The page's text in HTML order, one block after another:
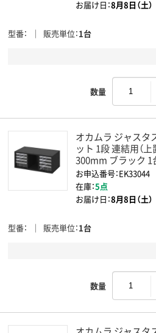
お届け日：8月8日（土）
型番 販売単位 1台
数量
オカムラ ジャスタ
ット 1段 連結用（
300mm ブラック 1
お申込番号：EK33044
在庫：5点
お届け日：8月8日（土）
型番 販売単位 1台
数量